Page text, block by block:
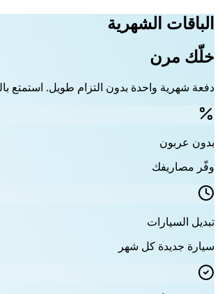
الباقات الشهرية
خلّك مرن
دفعة شهرية واحدة بدون التزام طويل. استمتع
بدون عربون
وفّر مصاريفك
تبديل السيارات
سيارة جديدة كل شهر